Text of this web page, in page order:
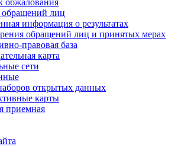
обжалования
лиц
информация о результатах
обращений лиц и принятых мерах
правовая база
карта
сети
открытых данных
карты
приемная